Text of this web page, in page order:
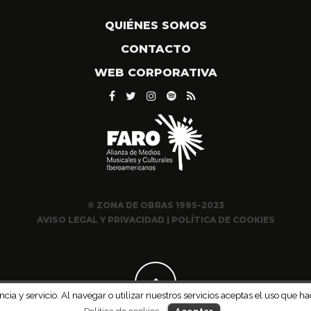
QUIÉNES SOMOS
CONTACTO
WEB CORPORATIVA
© ZONA DE OBRAS 1995-2023
AVISO LEGAL Y PRIVACIDAD | POLÍTICA DE COOKIES
y servicio. Al navegar o utilizar nuestros servicios aceptas el uso que